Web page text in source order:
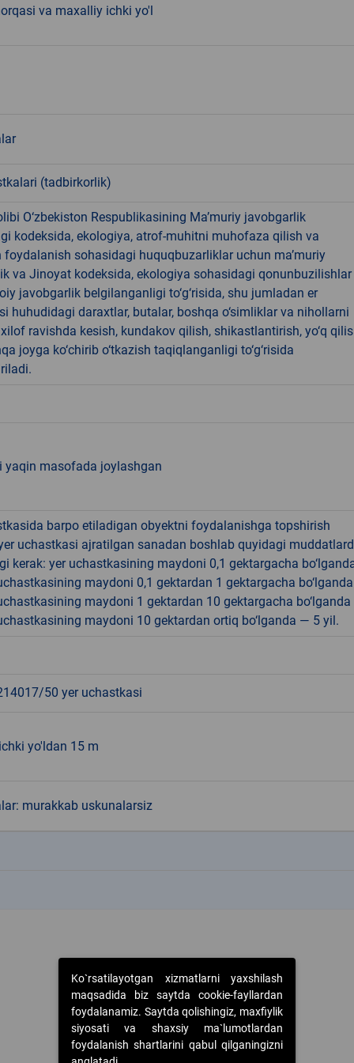
va maxalliy ichki yo'l
(tadbirkorlik)
O‘zbekiston Respublikasining Ma’muriy javobgarlik
kodeksida, ekologiya, atrof-muhitni muhofaza qilish va
sohasidagi huquqbuzarliklar uchun ma’muriy
va Jinoyat kodeksida, ekologiya sohasidagi qonunbuzilishlar
javobgarlik belgilanganligi to‘g‘risida, shu jumladan er
huhudidagi daraxtlar, butalar, boshqa o‘simliklar va nihollarni
ravishda kesish, kundakov qilish, shikastlantirish, yo‘q
joyga ko‘chirib o‘tkazish taqiqlanganligi to‘g‘risida
yaqin masofada joylashgan
barpo etiladigan obyektni foydalanishga topshirish
uchastkasi ajratilgan sanadan boshlab quyidagi
kerak: yer uchastkasining maydoni 0,1 gektargacha
maydoni 0,1 gektardan 1 gektargacha
maydoni 1 gektardan 10 gektargacha
maydoni 10 gektardan ortiq bo‘lganda — 5 yil.
50 yer uchastkasi
yo'ldan 15 m
murakkab uskunalarsiz
Ko`rsatilayotgan xizmatlarni yaxshilash
maqsadida biz saytda cookie-fayllardan
foydalanamiz. Saytda qolishingiz, maxfiylik
siyosati va shaxsiy ma`lumotlardan
foydalanish shartlarini qabul qilganingizni